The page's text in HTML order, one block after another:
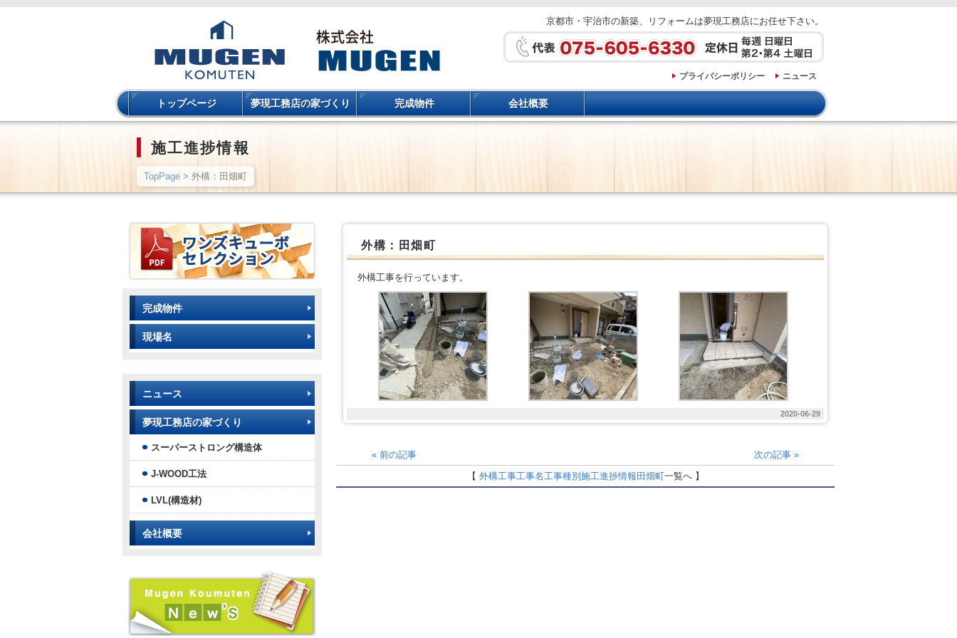
京都市・宇治市の新築、リフォームは夢現工務店にお任せ下さい。
プライバシーポリシー ニュース
トップページ 夢現工務店の家づくり 完成物件 会社概要
施工進捗情報
TopPage > 外構：田畑町
外構：田畑町
外構工事を行っています。
2020-06-29
« 前の記事 次の記事 »
【 外構工事工事名工事種別 施工進捗情報 田畑町一覧へ 】
完成物件
現場名
ニュース
夢現工務店の家づくり
スーパーストロング構造体
J-WOOD工法
LVL(構造材)
会社概要